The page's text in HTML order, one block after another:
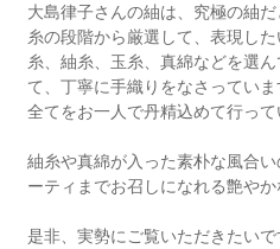
大島律子さんの紬は、究極の紬だ
糸の段階から厳選して、表現し
糸、紬糸、玉糸、真綿などを選
て、丁寧に手織りをなさっていま
全てをお一人で丹精込めて行って
紬糸や真綿が入った素朴な風合
ーティまでお召しになれる艶やか
是非、実勢にご覧いただきたいで